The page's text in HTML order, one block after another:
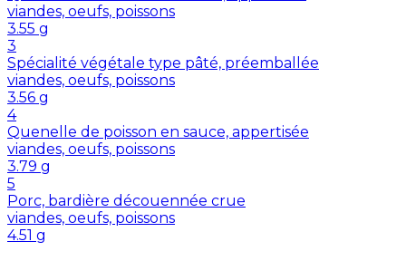
viandes, oeufs, poissons
3.55 g
3
Spécialité végétale type pâté, préemballée
viandes, oeufs, poissons
3.56 g
4
Quenelle de poisson en sauce, appertisée
viandes, oeufs, poissons
3.79 g
5
Porc, bardière découennée crue
viandes, oeufs, poissons
4.51 g